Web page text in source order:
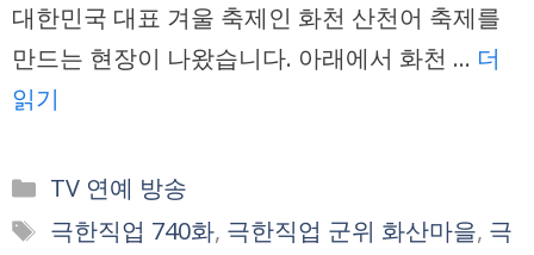
대한민국 대표 겨울 축제인 화천 산천어 축제를
만드는 현장이 나왔습니다. 아래에서 화천 … 더
읽기
카
테
TV 연예 방송
태
극한직업 740화, 극한직업 군위 화산마을, 극